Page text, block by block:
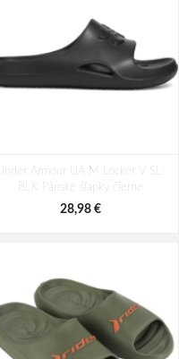
Under Armour UA M Locker V SL-
BLK Pánske šľapky čierne
28,98 €